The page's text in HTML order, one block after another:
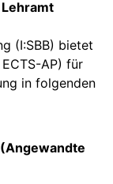
(I:SBB) bietet
AP) für
in folgenden